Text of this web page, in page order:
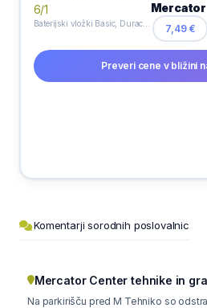
Mercator
7,49 €
Preveri cene v bližini
Komentarji sorodnih poslovalnic
Mercator Center tehnike in
Na parkirišču pred M Tehniko so